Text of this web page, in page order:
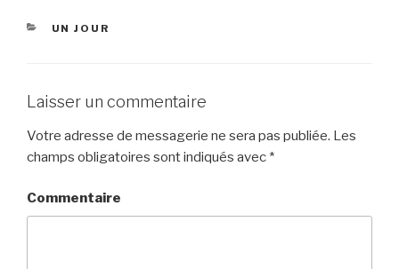
CATÉGORIES
UN JOUR
Laisser un commentaire
Votre adresse de messagerie ne sera pas publiée. Les
champs obligatoires sont indiqués avec *
Commentaire